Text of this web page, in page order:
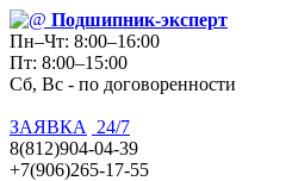
Подшипник-эксперт
Пн–Чт: 8:00–16:00
Пт: 8:00–15:00
Сб, Вс - по договоренности
ЗАЯВКА
24/7
8(812)904-04-39
+7(906)265-17-55